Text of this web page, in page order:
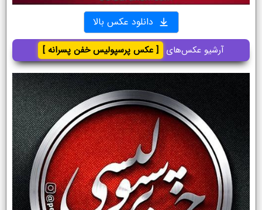
دانلود عکس بالا
آرشیو عکس‌های [ عکس پرسپولیس خفن پسرانه ]